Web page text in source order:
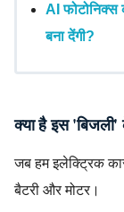
AI फोटोनिक्स
बना देंगी?
क्या है इस 'बिजली'
जब हम इलेक्ट्रिक
बैटरी और मोटर।